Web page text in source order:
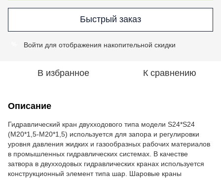
Быстрый заказ
Войти для отображения накопительной скидки
В избранное К сравнению
Описание
Гидравлический кран двухходового типа модели S24*S24
(М20*1,5-М20*1,5) используется для запора и регулировки
уровня давления жидких и газообразных рабочих материалов
в промышленных гидравлических системах. В качестве
затвора в двухходовых гидравлических кранах используется
конструкционный элемент типа шар. Шаровые краны